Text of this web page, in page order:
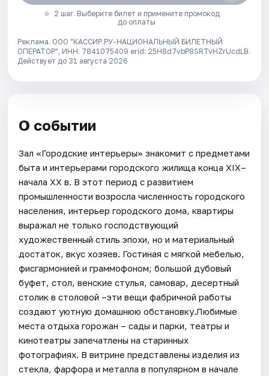
2 шаг. Выберите билет и примените промокод
до оплаты
Реклама. ООО "КАССИР.РУ-НАЦИОНАЛЬНЫЙ БИЛЕТНЫЙ
ОПЕРАТОР", ИНН: 7841075409 erid: 25H8d7vbP8SRTvHZrUcdLB.
Действует до 31 августа 2026
О событии
Зал «Городские интерьеры» знакомит с предметами
быта и интерьерами городского жилища конца XIX–
начала XX в. В этот период с развитием
промышленности возросла численность городского
населения, интерьер городского дома, квартиры
выражал не только господствующий
художественный стиль эпохи, но и материальный
достаток, вкус хозяев. Гостиная с мягкой мебелью,
фисгармонией и граммофоном; большой дубовый
буфет, стол, венские стулья, самовар, десертный
столик в столовой –эти вещи фабричной работы
создают уютную домашнюю обстановку.Любимые
места отдыха горожан – сады и парки, театры и
кинотеатры запечатлены на старинных
фотографиях. В витрине представлены изделия из
стекла, фарфора и металла в популярном в начале